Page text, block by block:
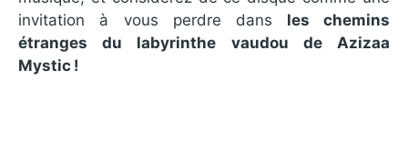
invitation à vous perdre dans les chemins
étranges du labyrinthe vaudou de Azizaa
Mystic !